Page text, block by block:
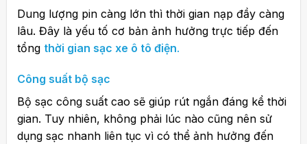
Dung lượng pin càng lớn thì thời gian nạp đầy càng
lâu. Đây là yếu tố cơ bản ảnh hưởng trực tiếp đến
tổng thời gian sạc xe ô tô điện.
Công suất bộ sạc
Bộ sạc công suất cao sẽ giúp rút ngắn đáng kể thời
gian. Tuy nhiên, không phải lúc nào cũng nên sử
dụng sạc nhanh liên tục vì có thể ảnh hưởng đến